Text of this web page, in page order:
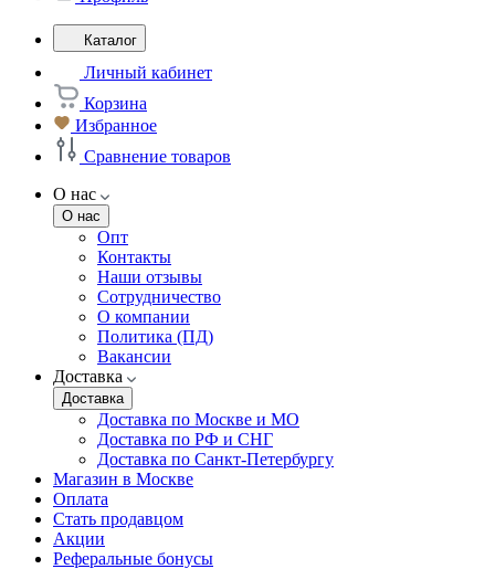
Каталог
Личный кабинет
Корзина
Избранное
Сравнение товаров
О нас
О нас
Опт
Контакты
Наши отзывы
Сотрудничество
О компании
Политика (ПД)
Вакансии
Доставка
Доставка
Доставка по Москве и МО
Доставка по РФ и СНГ
Доставка по Санкт-Петербургу
Магазин в Москве
Оплата
Стать продавцом
Акции
Реферальные бонусы